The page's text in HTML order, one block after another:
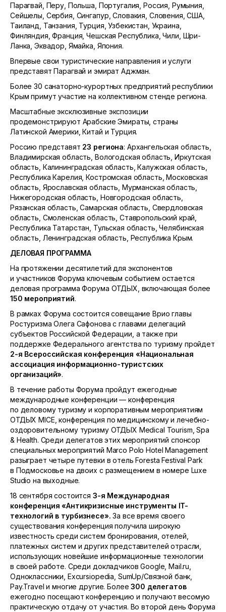
Парагвай, Перу, Польша, Португалия, Россия, Румыния,
Сейшелы, Сербия, Сингапур, Словакия, Словения, США,
Таиланд, Танзания, Турция, Узбекистан, Украина,
Финляндия, Франция, Чешская Республика, Чили, Шри-
Ланка, Эквадор, Ямайка, Япония.
Впервые свои туристические направления и услуги
представят Парагвай и эмират Аджман.
Более 30 санаторно-курортных предприятий республики
Крым примут участие на коллективном стенде региона.
Масштабные эксклюзивные экспозиции
продемонстрируют Арабские Эмираты, страны
Латинской Америки, Китай и Турция.
Россию представят 23 региона: Архангельская область,
Владимирская область, Вологодская область, Иркутская
область, Калининградская область, Калужская область,
Республика Карелия, Костромская область, Московская
область, Ярославская область, Мурманская область,
Нижегородская область, Новгородская область,
Рязанская область, Самарская область, Свердловская
область, Смоленская область, Ставропольский край,
Республика Татарстан, Тульская область, Челябинская
область, Ленинградская область, Республика Крым.
ДЕЛОВАЯ ПРОГРАММА
На протяжении десятилетий для экспонентов
и участников Форума ключевым событием остается
деловая программа Форума ОТДЫХ, включающая более
150 мероприятий.
В рамках Форума состоится совещание Врио главы
Ростуризма Олега Сафонова с главами делегаций
субъектов Российской Федерации, а также при
поддержке Федерального агентства по туризму пройдет
2-я Всероссийская конференция «Национальная
ассоциация информационно-туристских
организаций».
В течение работы Форума пройдут ежегодные
международные конференции — конференция
по деловому туризму и корпоративным мероприятиям
ОТДЫХ MICE, конференция по медицинскому и лечебно-
оздоровительному туризму ОТДЫХ Medical Tourism, Spa
& Health. Среди делегатов этих мероприятий спонсор
специальных мероприятий Marco Polo Hotel Management
разыграет четыре путевки в отель Foresta Festival Park
в Подмосковье на двоих с размещением в номере Luxe
Studio на выходные.
18 сентября состоится 3-я Международная
конференция «Антикризисные инструменты IT-
технологий в турбизнесе». За все время своего
существования конференция получила широкую
известность среди систем бронирования, отелей,
платежных систем и других представителей отрасли,
использующих новейшие информационные технологии
в своей работе. Среди докладчиков Google, Mail.ru,
Одноклассники, Excursiopedia, SumUp/Связной банк,
Pay.Travel и многие другие. Более300 делегатов
ежегодно посещают конференцию и получают весомую
практическую отдачу от участия. Во второй день Форума